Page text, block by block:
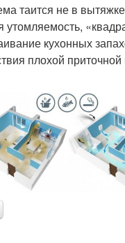
таится не в
утомляемость,
кухонных
плохой